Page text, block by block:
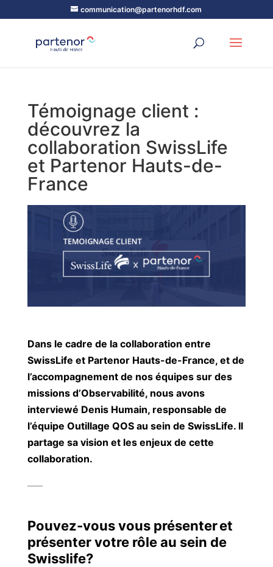
communication@partenorhdf.com
Témoignage client :
découvrez la
collaboration SwissLife
et Partenor Hauts-de-
France
Dans le cadre de la collaboration entre
SwissLife et Partenor Hauts-de-France, et de
l’accompagnement de nos équipes sur des
missions d’Observabilité, nous avons
interviewé Denis Humain, responsable de
l’équipe Outillage QOS au sein de SwissLife. Il
partage sa vision et les enjeux de cette
collaboration.
Pouvez-vous vous présenteret
présenter votre rôle au sein de
Swisslife?